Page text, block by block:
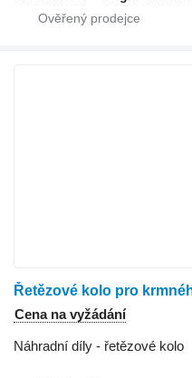
Řetězové kolo pro
Cena na vyžádání
Náhradní díly - řetězové kolo